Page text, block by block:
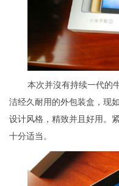
本次并沒有持续一代的
洁经久耐用的外包装盒，现
设计风格，精致并且好用。
十分适当。